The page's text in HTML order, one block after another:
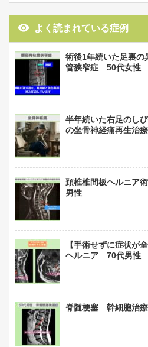
よく読まれている症例
術後1年続いた足裏
管狭窄症 50代女性
半年続いた右足のし
の坐骨神経痛再生治療
頚椎椎間板ヘルニア
男性
【手術せずに症状が
ヘルニア 70代男性
脊髄梗塞 幹細胞治